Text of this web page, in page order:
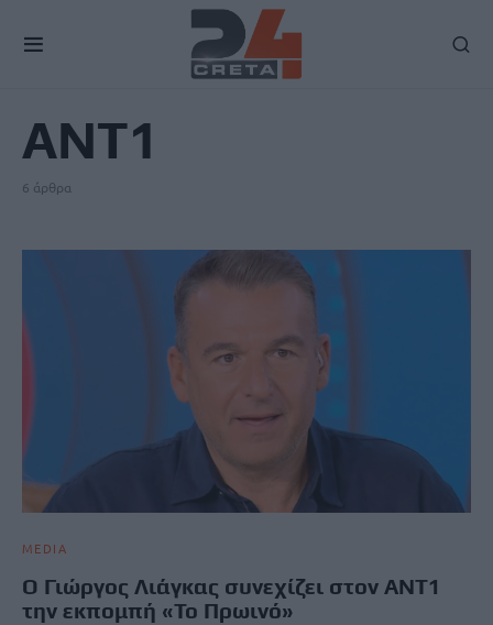
ΑΝΤ1
6 άρθρα
MEDIA
Ο Γιώργος Λιάγκας συνεχίζει στον ΑΝΤ1
την εκπομπή «Το Πρωινό»